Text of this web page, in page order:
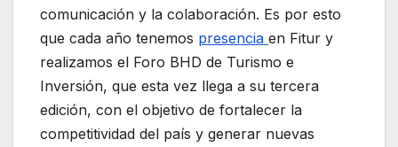
comunicación y la colaboración. Es por esto
que cada año tenemos presencia en Fitur y
realizamos el Foro BHD de Turismo e
Inversión, que esta vez llega a su tercera
edición, con el objetivo de fortalecer la
competitividad del país y generar nuevas